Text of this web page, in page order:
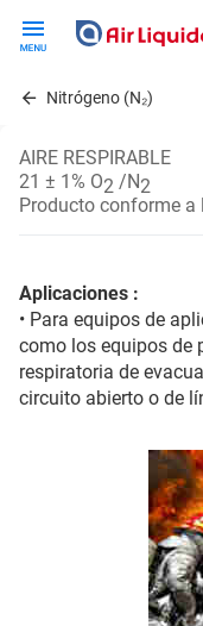
contentNitrógeno (N₂)
AIRE RESPIRABLE
21 ± 1% O2 /N2
Producto conforme a
Aplicaciones :
• Para equipos de
como los equipos de
respiratoria de
circuito abierto o de